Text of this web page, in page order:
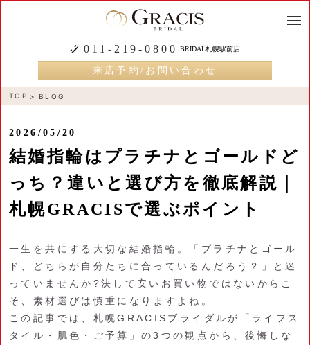
011-219-0800 BRIDAL札幌駅前店
来店予約/お問い合わせ
TOP BLOG
2026/05/20
結婚指輪はプラチナとゴールドど
っち？違いと選び方を徹底解説｜
札幌GRACISで選ぶポイント
一生を共にする大切な結婚指輪。「プラチナとゴール
ド、どちらが自分たちに合っているんだろう？」と迷
っていませんか?決して安いお買い物ではないからこ
そ、素材選びは慎重になりますよね。
この記事では、札幌GRACISブライダルが「ライフス
タイル・肌色・ご予算」の3つの観点から、後悔しな